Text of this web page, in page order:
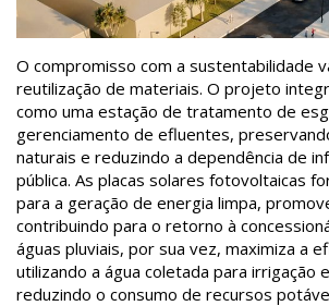
O compromisso com a sustentabilidade
reutilização de materiais. O projeto
como uma estação de tratamento de
gerenciamento de efluentes,
naturais e reduzindo a dependência de
pública. As placas solares fotovoltaicas
para a geração de energia limpa,
contribuindo para o retorno à
águas pluviais, por sua vez, maximiza a
utilizando a água coletada para irrigação
reduzindo o consumo de recursos